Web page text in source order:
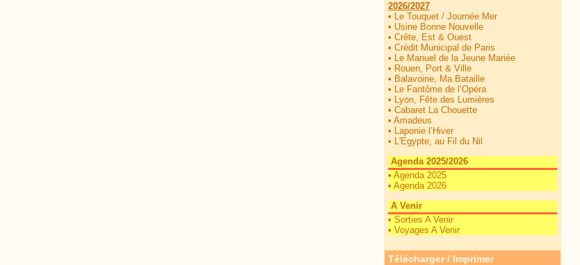
2026/2027
• Le Touquet / Journée Mer
• Usine Bonne Nouvelle
• Crête, Est & Ouest
• Crédit Municipal de Paris
• Le Manuel de la Jeune Mariée
• Rouen, Port & Ville
• Balavoine, Ma Bataille
• Le Fantôme de l’Opéra
• Lyon, Fête des Lumières
• Cabaret La Chouette
• Amadeus
• Laponie l’Hiver
• L'Egypte, au Fil du Nil
Agenda 2025/2026
• Agenda 2025
• Agenda 2026
A Venir
• Sorties A Venir
• Voyages A Venir
Télécharger / Imprimer